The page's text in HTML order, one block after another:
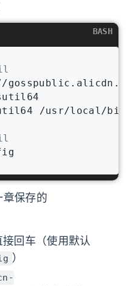
/usr/local/bin/
BASH
章保存的
接回车（使用默认
）